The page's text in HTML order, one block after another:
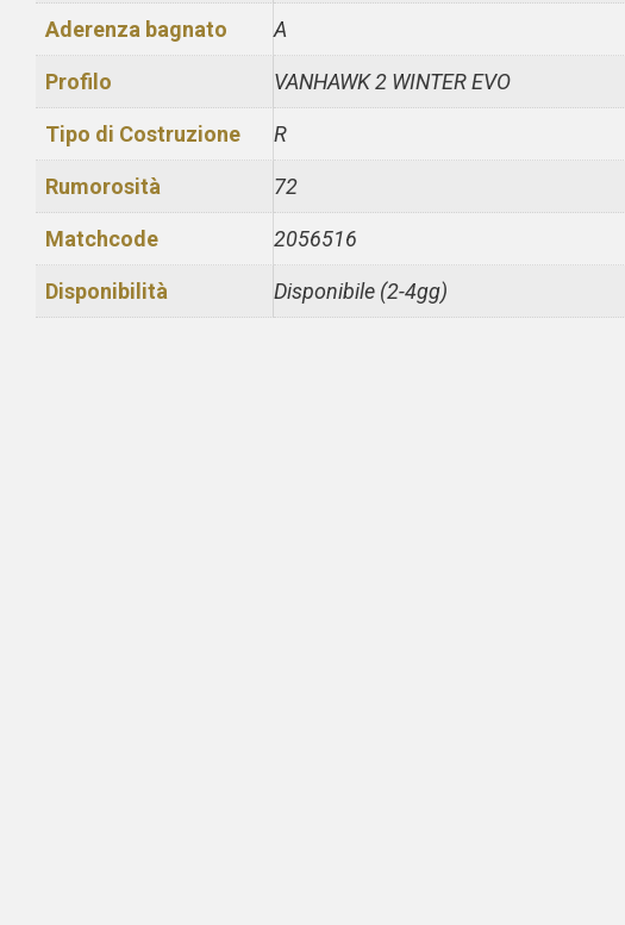
Aderenza bagnato A
Profilo VANHAWK 2 WINTER EVO
Tipo di Costruzione R
Rumorosità 72
Matchcode 2056516
Disponibilità Disponibile (2-4gg)